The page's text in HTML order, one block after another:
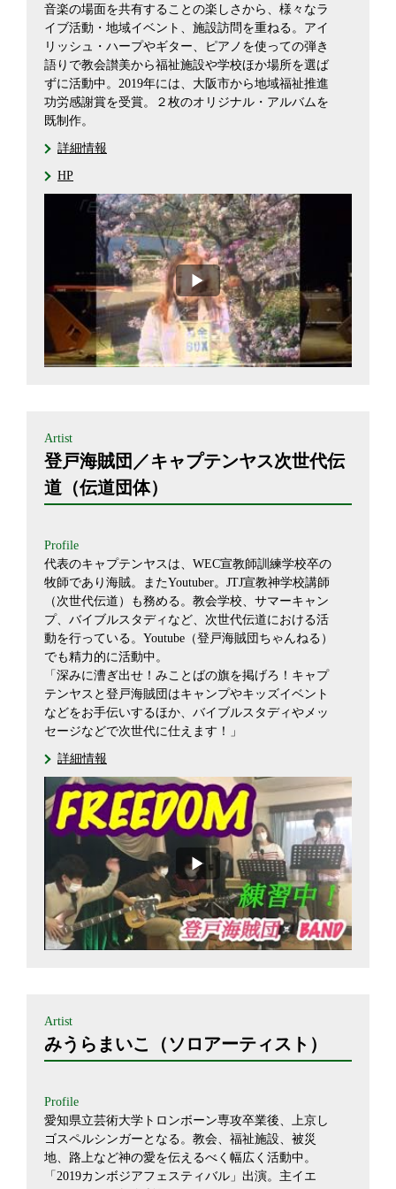
音楽の場面を共有することの楽しさから、様々なラ
イブ活動・地域イベント、施設訪問を重ねる。アイ
リッシュ・ハープやギター、ピアノを使っての弾き
語りで教会讃美から福祉施設や学校ほか場所を選ば
ずに活動中。2019年には、大阪市から地域福祉推進
功労感謝賞を受賞。２枚のオリジナル・アルバムを
既制作。
詳細情報
HP
Artist
登戸海賊団／キャプテンヤス次世代伝
道（伝道団体）
Profile
代表のキャプテンヤスは、WEC宣教師訓練学校卒の
牧師であり海賊。またYoutuber。JTJ宣教神学校講師
（次世代伝道）も務める。教会学校、サマーキャン
プ、バイブルスタディなど、次世代伝道における活
動を行っている。Youtube（登戸海賊団ちゃんねる）
でも精力的に活動中。
「深みに漕ぎ出せ！みことばの旗を掲げろ！キャプ
テンヤスと登戸海賊団はキャンプやキッズイベント
などをお手伝いするほか、バイブルスタディやメッ
セージなどで次世代に仕えます！」
詳細情報
Artist
みうらまいこ（ソロアーティスト）
Profile
愛知県立芸術大学トロンボーン専攻卒業後、上京し
ゴスペルシンガーとなる。教会、福祉施設、被災
地、路上など神の愛を伝えるべく幅広く活動中。
「2019カンボジアフェスティバル」出演。主イエ